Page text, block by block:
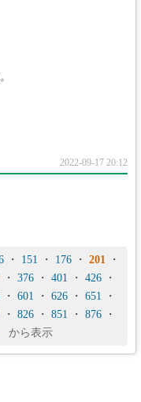
2022-09-17 20:12
・ 151 ・ 176 ・ 201 ・
・ 376・ 401 ・ 426・
・ 601 ・ 626・ 651 ・
・ 826・ 851 ・ 876・
から表示